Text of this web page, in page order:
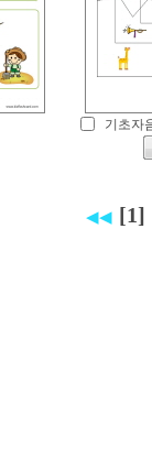
기초자
◀◀ [1]